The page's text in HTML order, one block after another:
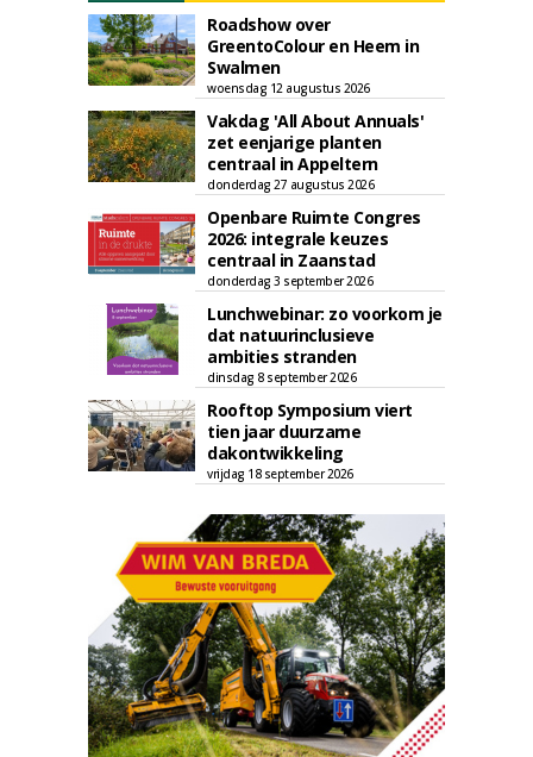
Roadshow over
GreentoColour en Heem in
Swalmen
woensdag 12 augustus 2026
Vakdag 'All About Annuals'
zet eenjarige planten
centraal in Appeltern
donderdag 27 augustus 2026
Openbare Ruimte Congres
2026: integrale keuzes
centraal in Zaanstad
donderdag 3 september 2026
Lunchwebinar: zo voorkom je
dat natuurinclusieve
ambities stranden
dinsdag 8 september 2026
Rooftop Symposium viert
tien jaar duurzame
dakontwikkeling
vrijdag 18 september 2026